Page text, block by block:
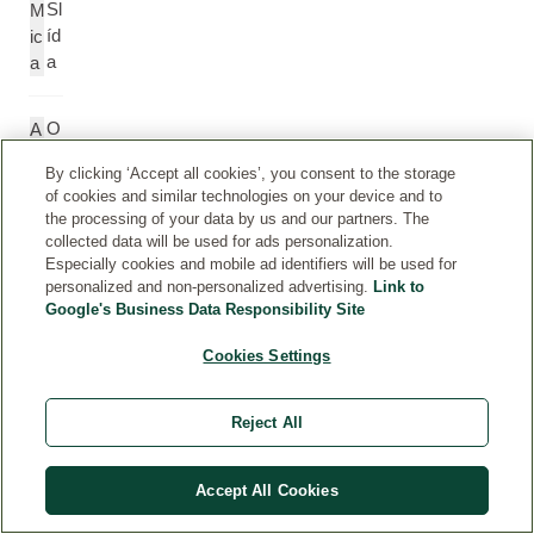
M
ic
a
Sl
íd
a
A O
d
hl
it
ý
(
a)
Ti
By clicking ‘Accept all cookies’, you consent to the storage
of cookies and similar technologies on your device and to
the processing of your data by us and our partners. The
collected data will be used for ads personalization.
Especially cookies and mobile ad identifiers will be used for
personalized and non-personalized advertising. Link to
Google's Business Data Responsibility Site
Cookies Settings
Reject All
Accept All Cookies